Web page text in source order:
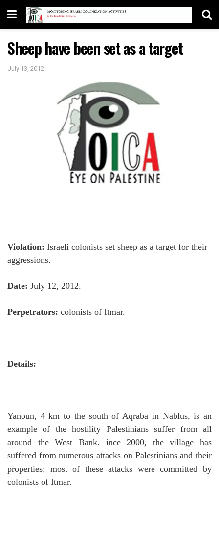
Sheep have been set as a target
July 13, 2012
Violation: Israeli colonists set sheep as a target for their
aggressions.
Date: July 12, 2012.
Perpetrators: colonists of Itmar.
Details:
Yanoun, 4 km to the south of Aqraba in Nablus, is an
example of the hostility Palestinians suffer from all
around the West Bank. ince 2000, the village has
suffered from numerous attacks on Palestinians and their
properties; most of these attacks were committed by
colonists of Itmar.